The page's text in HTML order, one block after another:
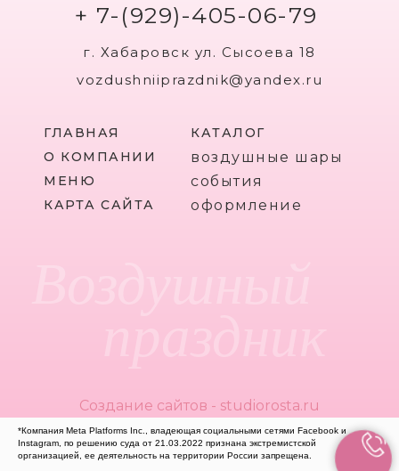
ГЛАВНАЯ
Создание сайтов - studiorosta.ru
+ 7-(929)-405-06-79
г. Хабаровск ул. Сысоева 18
vozdushniiprazdnik@yandex.ru
О КОМПАНИИ
КАРТА САЙТА
МЕНЮ
КАТАЛОГ
воздушные шары
события
оформление
*Компания Meta Platforms Inc., владеющая социальными сетями Facebook и
Instagram, по решению суда от 21.03.2022 признана экстремистской
организацией, ее деятельность на территории России запрещена.